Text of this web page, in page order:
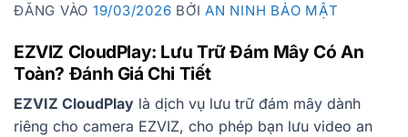
ĐĂNG VÀO 19/03/2026 BỞI AN NINH BẢO MẬT
EZVIZ CloudPlay: Lưu Trữ Đám Mây Có An
Toàn? Đánh Giá Chi Tiết
EZVIZ CloudPlay là dịch vụ lưu trữ đám mây dành
riêng cho camera EZVIZ, cho phép bạn lưu video an